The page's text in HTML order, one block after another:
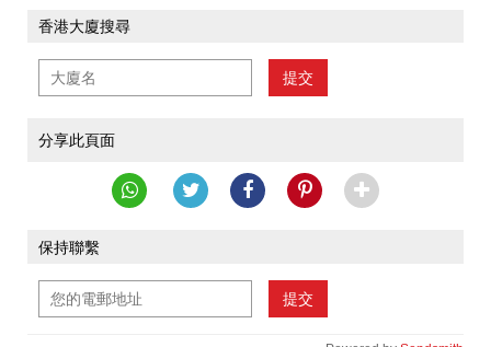
香港大廈搜尋
提交
分享此頁面
保持聯繫
提交